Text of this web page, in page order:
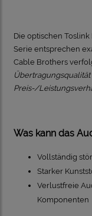
Die optischen
Serie entsprechen
Cable Brothers
Preis-/
Was kann das
Vollständig
Starker
Verlustfreie
Komponenten